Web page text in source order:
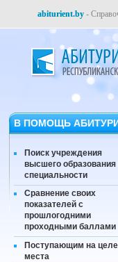
abiturient.by -
В ПОМОЩЬ
Поиск учреждения
высшего образования
специальности
Сравнение своих
показателей с
прошлогодними
проходными баллами
Поступающим на
места